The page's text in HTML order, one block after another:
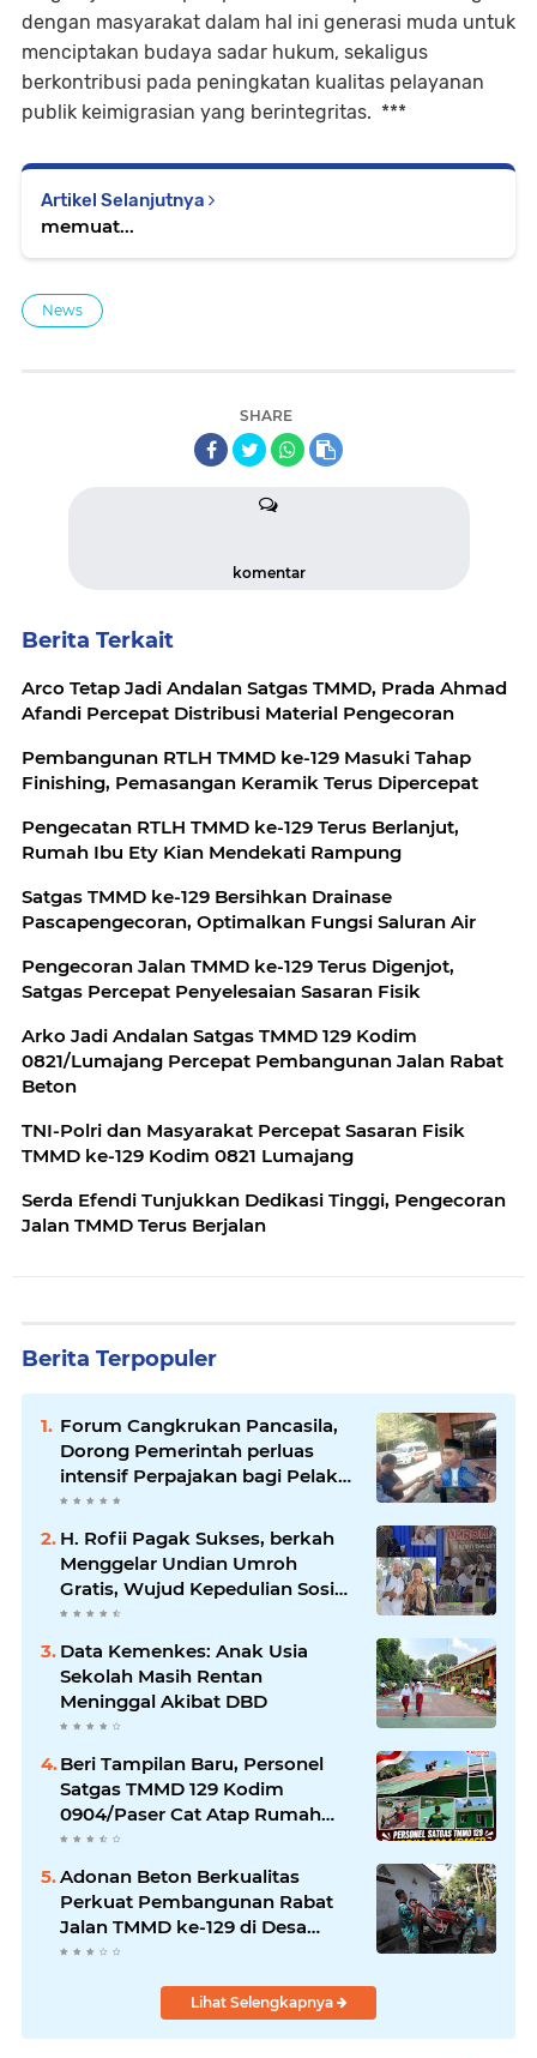
dengan masyarakat dalam hal ini generasi muda untuk
menciptakan budaya sadar hukum, sekaligus
berkontribusi pada peningkatan kualitas pelayanan
publik keimigrasian yang berintegritas. ***
Artikel Selanjutnya
memuat...
News
SHARE
komentar
Berita Terkait
Arco Tetap Jadi Andalan Satgas TMMD, Prada Ahmad
Afandi Percepat Distribusi Material Pengecoran
Pembangunan RTLH TMMD ke-129 Masuki Tahap
Finishing, Pemasangan Keramik Terus Dipercepat
Pengecatan RTLH TMMD ke-129 Terus Berlanjut,
Rumah Ibu Ety Kian Mendekati Rampung
Satgas TMMD ke-129 Bersihkan Drainase
Pascapengecoran, Optimalkan Fungsi Saluran Air
Pengecoran Jalan TMMD ke-129 Terus Digenjot,
Satgas Percepat Penyelesaian Sasaran Fisik
Arko Jadi Andalan Satgas TMMD 129 Kodim
0821/Lumajang Percepat Pembangunan Jalan Rabat
Beton
TNI-Polri dan Masyarakat Percepat Sasaran Fisik
TMMD ke-129 Kodim 0821 Lumajang
Serda Efendi Tunjukkan Dedikasi Tinggi, Pengecoran
Jalan TMMD Terus Berjalan
Berita Terpopuler
Forum Cangkrukan Pancasila,
Dorong Pemerintah perluas
intensif Perpajakan bagi Pelaku
Usaha UMKM.
H. Rofii Pagak Sukses, berkah
Menggelar Undian Umroh
Gratis, Wujud Kepedulian Sosial
berbagi.
Data Kemenkes: Anak Usia
Sekolah Masih Rentan
Meninggal Akibat DBD
Beri Tampilan Baru, Personel
Satgas TMMD 129 Kodim
0904/Paser Cat Atap Rumah
Marbot
Adonan Beton Berkualitas
Perkuat Pembangunan Rabat
Jalan TMMD ke-129 di Desa
Ledoktempuro
Lihat Selengkapnya